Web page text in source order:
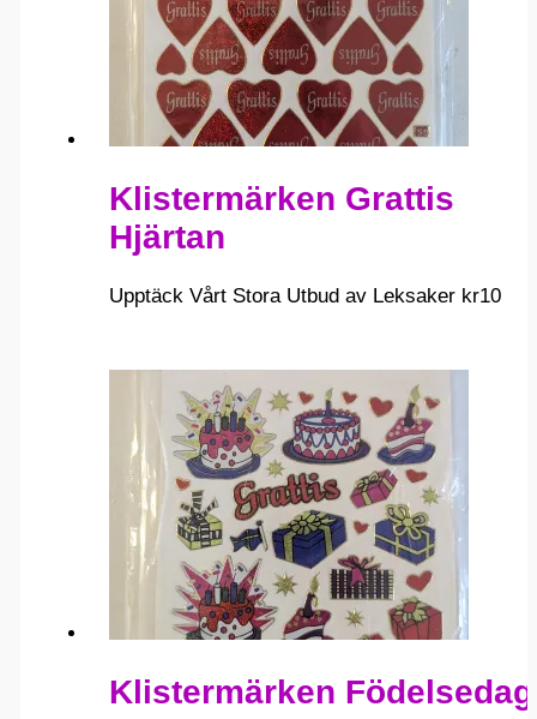
Klistermärken Grattis
Hjärtan
Upptäck Vårt Stora Utbud av Leksaker kr10
Klistermärken Födelsedag